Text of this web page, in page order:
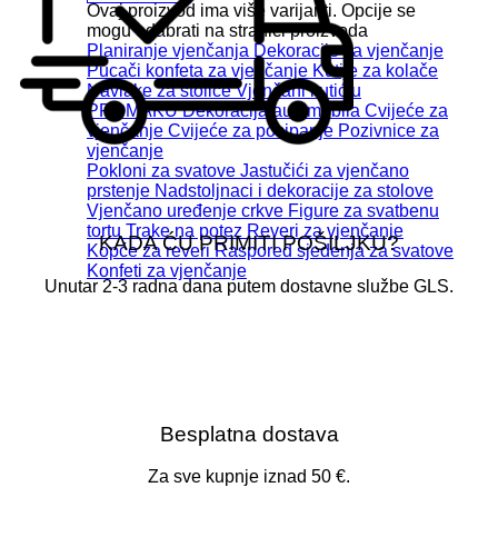
Ovaj proizvod ima više varijanti. Opcije se
mogu odabrati na stranici proizvoda
Planiranje vjenčanja Dekoracije za vjenčanje
Pucači konfeta za vjenčanje Kutije za kolače
Navlake za stolice Vjenčani kutić u
PROMAKU Dekoracija automobila Cvijeće za
vjenčanje Cvijeće za posipanje Pozivnice za
vjenčanje
Pokloni za svatove Jastučići za vjenčano
prstenje Nadstoljnaci i dekoracije za stolove
Vjenčano uređenje crkve Figure za svatbenu
tortu Trake na potez Reveri za vjenčanje
Kopće za reveri Raspored sjedenja za svatove
Konfeti za vjenčanje
KADA ĆU PRIMITI POŠILJKU?
Unutar 2-3 radna dana putem dostavne službe GLS.
Besplatna dostava
Za sve kupnje iznad 50 €.